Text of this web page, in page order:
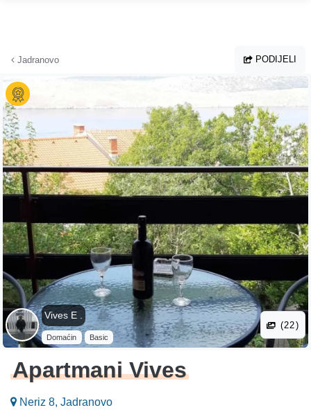
Jadranovo PODIJELI
Vives E .
Domaćin Basic
(22)
Apartmani Vives
Neriz 8, Jadranovo